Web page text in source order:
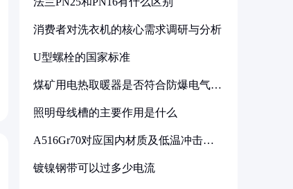
消费者对洗衣机的核心需求调研与分析
U型螺栓的国家标准
煤矿用电热取暖器是否符合防爆电气设
照明母线槽的主要作用是什么
A516Gr70对应国内材质及低温冲击要
镀镍钢带可以过多少电流